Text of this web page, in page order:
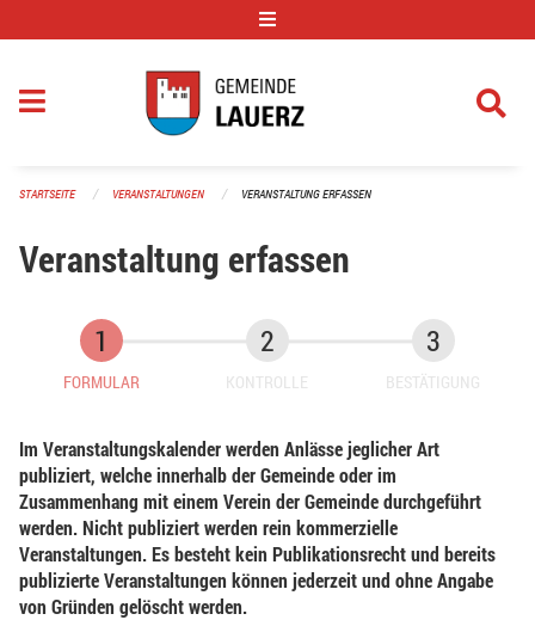
STARTSEITE VERANSTALTUNGEN VERANSTALTUNG ERFASSEN
Veranstaltung erfassen
FORMULAR KONTROLLE BESTÄTIGUNG
Im Veranstaltungskalender werden Anlässe jeglicher Art
publiziert, welche innerhalb der Gemeinde oder im
Zusammenhang mit einem Verein der Gemeinde durchgeführt
werden. Nicht publiziert werden rein kommerzielle
Veranstaltungen. Es besteht kein Publikationsrecht und bereits
publizierte Veranstaltungen können jederzeit und ohne Angabe
von Gründen gelöscht werden.